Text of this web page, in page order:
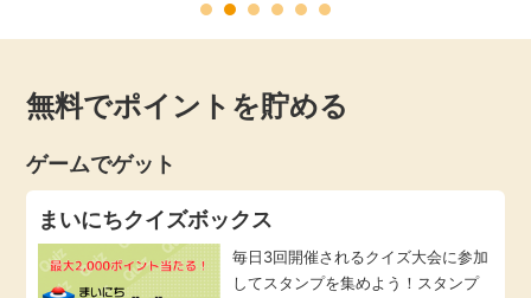
無料でポイントを貯める
ゲームでゲット
まいにちクイズボックス
毎日3回開催されるクイズ大会に参加
してスタンプを集めよう！スタンプ